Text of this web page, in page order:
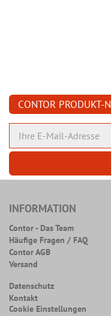
CONTOR PRODUKT-
ABMELDUNG
INFORMATION
Contor - Das Team
Häufige Fragen / FAQ
Contor AGB
Versand
Datenschutz
Kontakt
Cookie Einstellungen